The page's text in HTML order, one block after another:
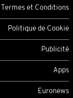
Termes et Conditions
Politique de Cookie
Publicité
Apps
Euronews